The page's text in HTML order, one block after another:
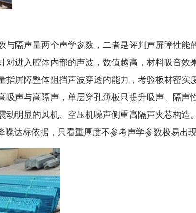
与隔声量两个声学参数，二者是评判声屏障性能
对进入腔体内部的声波，数值越高，材料吸音效
指屏障整体阻挡声波穿透的能力，考验板材密实
吸声与高隔声，单层穿孔薄板只提升吸声、隔声
动明显的风机、空压机噪声侧重高隔声夹芯构造
达标依据，只看重厚度不参考声学参数极易出